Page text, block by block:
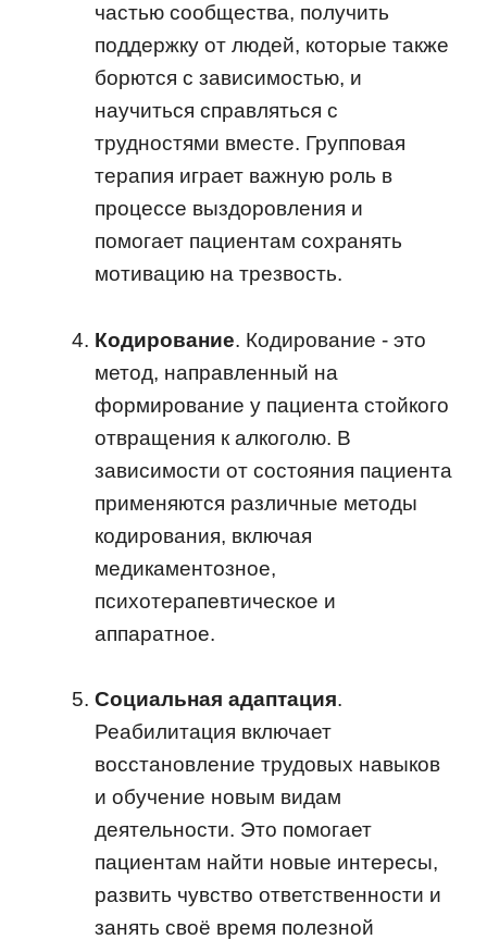
частью сообщества, получить
поддержку от людей, которые также
борются с зависимостью, и
научиться справляться с
трудностями вместе. Групповая
терапия играет важную роль в
процессе выздоровления и
помогает пациентам сохранять
мотивацию на трезвость.
Кодирование. Кодирование - это
метод, направленный на
формирование у пациента стойкого
отвращения к алкоголю. В
зависимости от состояния пациента
применяются различные методы
кодирования, включая
медикаментозное,
психотерапевтическое и
аппаратное.
Социальная адаптация.
Реабилитация включает
восстановление трудовых навыков
и обучение новым видам
деятельности. Это помогает
пациентам найти новые интересы,
развить чувство ответственности и
занять своё время полезной